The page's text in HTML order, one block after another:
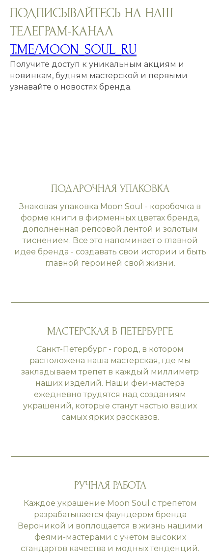
ПОДПИСЫВАЙТЕСЬ НА НАШ
ТЕЛЕГРАМ-КАНАЛ
T.ME/MOON_SOUL_RU
Получите доступ к уникальным акциям и
новинкам, будням мастерской и первыми
узнавайте о новостях бренда.
ПОДАРОЧНАЯ УПАКОВКА
Знаковая упаковка Moon Soul - коробочка в
форме книги в фирменных цветах бренда,
дополненная репсовой лентой и золотым
тиснением. Все это напоминает о главной
идее бренда - создавать свои истории и быть
главной героиней свой жизни.
МАСТЕРСКАЯ В ПЕТЕРБУРГЕ
Санкт-Петербург - город, в котором
расположена наша мастерская, где мы
закладываем трепет в каждый миллиметр
наших изделий. Наши феи-мастера
ежедневно трудятся над созданиям
украшений, которые станут частью ваших
самых ярких рассказов.
РУЧНАЯ РАБОТА
Каждое украшение Moon Soul с трепетом
разрабатывается фаундером бренда
Вероникой и воплощается в жизнь нашими
феями-мастерами с учетом высоких
стандартов качества и модных тенденций.